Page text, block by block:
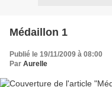
Médaillon 1
Publié le 19/11/2009 à 08:00
Par Aurelle